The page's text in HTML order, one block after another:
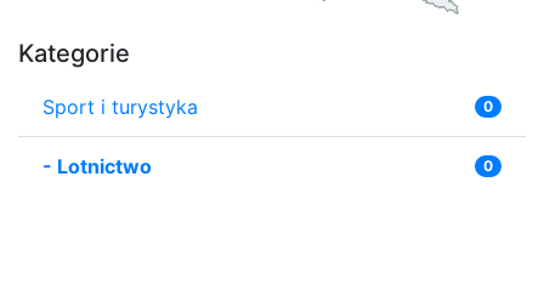
Kategorie
Sport i turystyka 0
- Lotnictwo 0